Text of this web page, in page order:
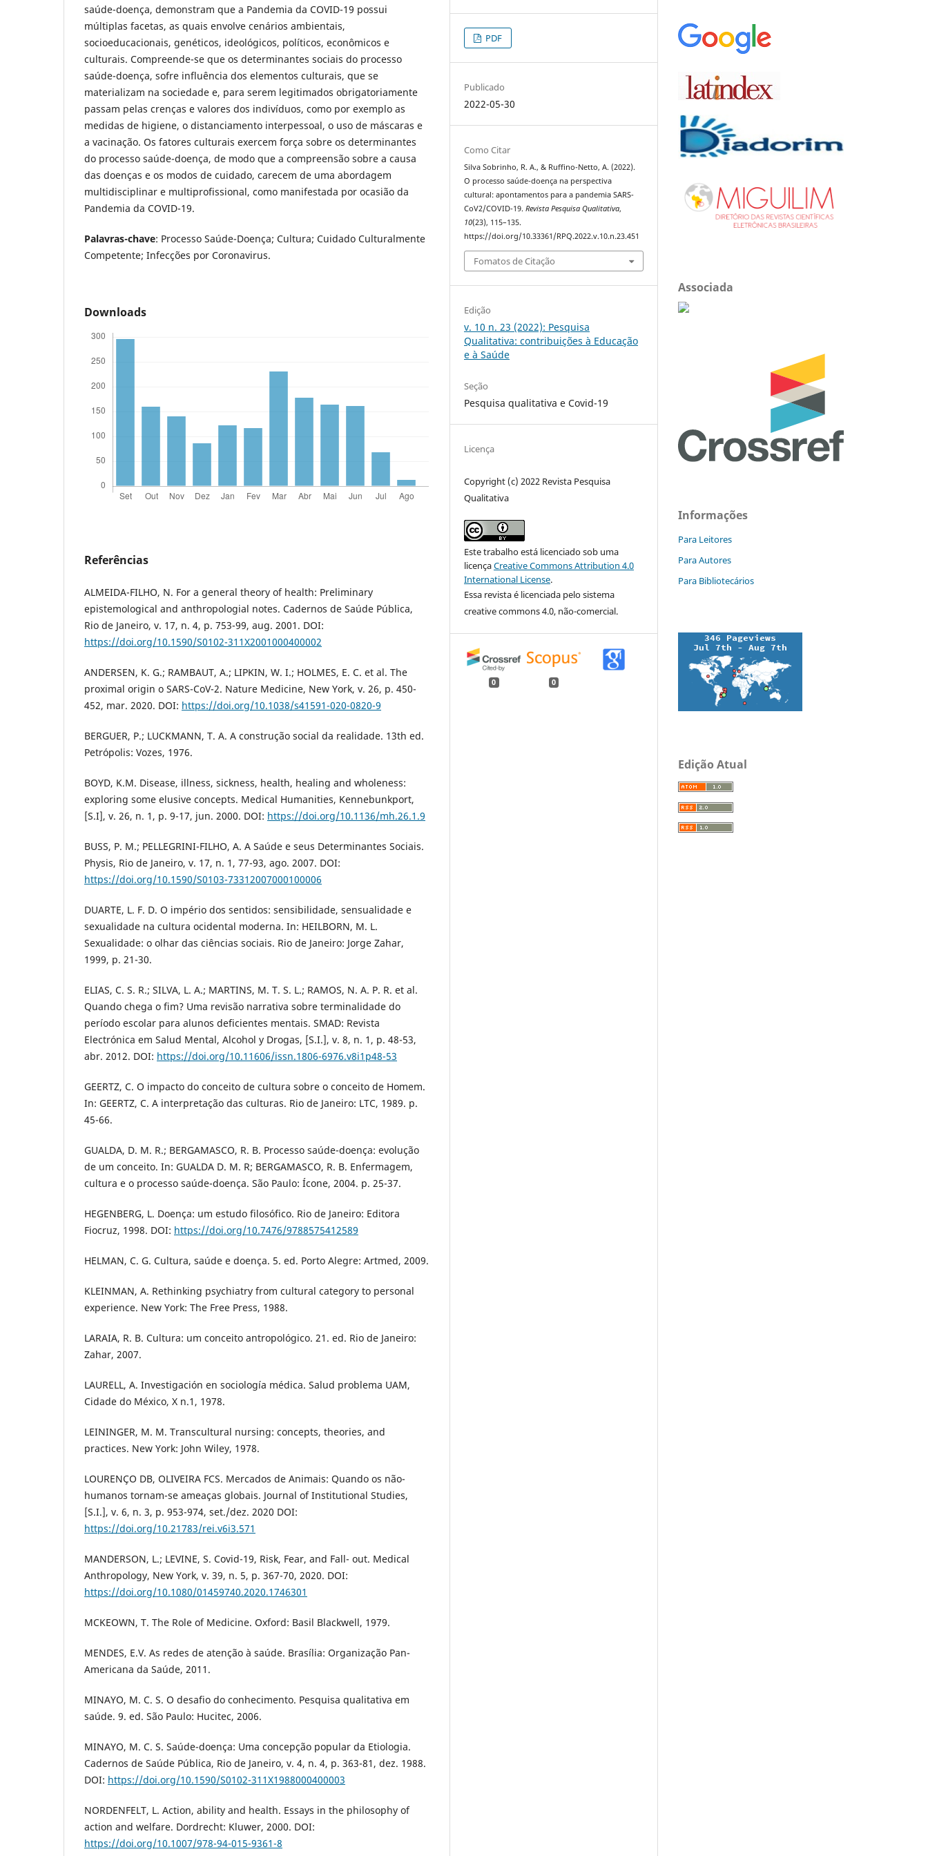
saúde-doença, demonstram que a Pandemia da COVID-19 possui
múltiplas facetas, as quais envolve cenários ambientais,
socioeducacionais, genéticos, ideológicos, políticos, econômicos e
culturais. Compreende-se que os determinantes sociais do processo
saúde-doença, sofre influência dos elementos culturais, que se
materializam na sociedade e, para serem legitimados obrigatoriamente
passam pelas crenças e valores dos indivíduos, como por exemplo as
medidas de higiene, o distanciamento interpessoal, o uso de máscaras e
a vacinação. Os fatores culturais exercem força sobre os determinantes
do processo saúde-doença, de modo que a compreensão sobre a causa
das doenças e os modos de cuidado, carecem de uma abordagem
multidisciplinar e multiprofissional, como manifestada por ocasião da
Pandemia da COVID-19.
Palavras-chave: Processo Saúde-Doença; Cultura; Cuidado Culturalmente
Competente; Infecções por Coronavirus.
Downloads
Referências
ALMEIDA-FILHO, N. For a general theory of health: Preliminary
epistemological and anthropologial notes. Cadernos de Saúde Pública,
Rio de Janeiro, v. 17, n. 4, p. 753-99, aug. 2001. DOI:
https://doi.org/10.1590/S0102-311X2001000400002
ANDERSEN, K. G.; RAMBAUT, A.; LIPKIN, W. I.; HOLMES, E. C. et al. The
proximal origin o SARS-CoV-2. Nature Medicine, New York, v. 26, p. 450-
452, mar. 2020. DOI: https://doi.org/10.1038/s41591-020-0820-9
BERGUER, P.; LUCKMANN, T. A. A construção social da realidade. 13th ed.
Petrópolis: Vozes, 1976.
BOYD, K.M. Disease, illness, sickness, health, healing and wholeness:
exploring some elusive concepts. Medical Humanities, Kennebunkport,
[S.I], v. 26, n. 1, p. 9-17, jun. 2000. DOI: https://doi.org/10.1136/mh.26.1.9
BUSS, P. M.; PELLEGRINI-FILHO, A. A Saúde e seus Determinantes Sociais.
Physis, Rio de Janeiro, v. 17, n. 1, 77-93, ago. 2007. DOI:
https://doi.org/10.1590/S0103-73312007000100006
DUARTE, L. F. D. O império dos sentidos: sensibilidade, sensualidade e
sexualidade na cultura ocidental moderna. In: HEILBORN, M. L.
Sexualidade: o olhar das ciências sociais. Rio de Janeiro: Jorge Zahar,
1999, p. 21-30.
ELIAS, C. S. R.; SILVA, L. A.; MARTINS, M. T. S. L.; RAMOS, N. A. P. R. et al.
Quando chega o fim? Uma revisão narrativa sobre terminalidade do
período escolar para alunos deficientes mentais. SMAD: Revista
Electrónica em Salud Mental, Alcohol y Drogas, [S.I.], v. 8, n. 1, p. 48-53,
abr. 2012. DOI: https://doi.org/10.11606/issn.1806-6976.v8i1p48-53
GEERTZ, C. O impacto do conceito de cultura sobre o conceito de Homem.
In: GEERTZ, C. A interpretação das culturas. Rio de Janeiro: LTC, 1989. p.
45-66.
GUALDA, D. M. R.; BERGAMASCO, R. B. Processo saúde-doença: evolução
de um conceito. In: GUALDA D. M. R; BERGAMASCO, R. B. Enfermagem,
cultura e o processo saúde-doença. São Paulo: Ícone, 2004. p. 25-37.
HEGENBERG, L. Doença: um estudo filosófico. Rio de Janeiro: Editora
Fiocruz, 1998. DOI: https://doi.org/10.7476/9788575412589
HELMAN, C. G. Cultura, saúde e doença. 5. ed. Porto Alegre: Artmed, 2009.
KLEINMAN, A. Rethinking psychiatry from cultural category to personal
experience. New York: The Free Press, 1988.
LARAIA, R. B. Cultura: um conceito antropológico. 21. ed. Rio de Janeiro:
Zahar, 2007.
LAURELL, A. Investigación en sociología médica. Salud problema UAM,
Cidade do México, X n.1, 1978.
LEININGER, M. M. Transcultural nursing: concepts, theories, and
practices. New York: John Wiley, 1978.
LOURENÇO DB, OLIVEIRA FCS. Mercados de Animais: Quando os não-
humanos tornam-se ameaças globais. Journal of Institutional Studies,
[S.I.], v. 6, n. 3, p. 953-974, set./dez. 2020 DOI:
https://doi.org/10.21783/rei.v6i3.571
MANDERSON, L.; LEVINE, S. Covid-19, Risk, Fear, and Fall- out. Medical
Anthropology, New York, v. 39, n. 5, p. 367-70, 2020. DOI:
https://doi.org/10.1080/01459740.2020.1746301
MCKEOWN, T. The Role of Medicine. Oxford: Basil Blackwell, 1979.
MENDES, E.V. As redes de atenção à saúde. Brasília: Organização Pan-
Americana da Saúde, 2011.
MINAYO, M. C. S. O desafio do conhecimento. Pesquisa qualitativa em
saúde. 9. ed. São Paulo: Hucitec, 2006.
MINAYO, M. C. S. Saúde-doença: Uma concepção popular da Etiologia.
Cadernos de Saúde Pública, Rio de Janeiro, v. 4, n. 4, p. 363-81, dez. 1988.
DOI: https://doi.org/10.1590/S0102-311X1988000400003
NORDENFELT, L. Action, ability and health. Essays in the philosophy of
action and welfare. Dordrecht: Kluwer, 2000. DOI:
https://doi.org/10.1007/978-94-015-9361-8
PDF
Publicado
2022-05-30
Como Citar
Silva Sobrinho, R. A., & Ruffino-Netto, A. (2022).
O processo saúde-doença na perspectiva
cultural: apontamentos para a pandemia SARS-
CoV2/COVID-19.Revista Pesquisa Qualitativa,
10(23), 115–135.
https://doi.org/10.33361/RPQ.2022.v.10.n.23.451
Fomatos de Citação
Edição
v. 10 n. 23 (2022): Pesquisa
Qualitativa: contribuições à Educação
e à Saúde
Seção
Pesquisa qualitativa e Covid-19
Licença
Copyright (c) 2022 Revista Pesquisa
Qualitativa
Este trabalho está licenciado sob uma
licençaCreative Commons Attribution 4.0
International License.
Essa revista é licenciada pelo sistema
creative commons 4.0, não-comercial.
0 0
Associada
Informações
Para Leitores
Para Autores
Para Bibliotecários
Edição Atual